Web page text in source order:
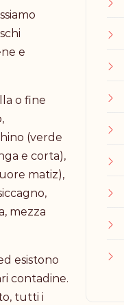
e
o fine
(verde
e corta),
matiz),
mezza
esistono
contadine.
tutti i